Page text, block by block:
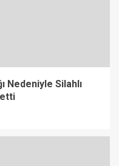
Nedeniyle Silahlı